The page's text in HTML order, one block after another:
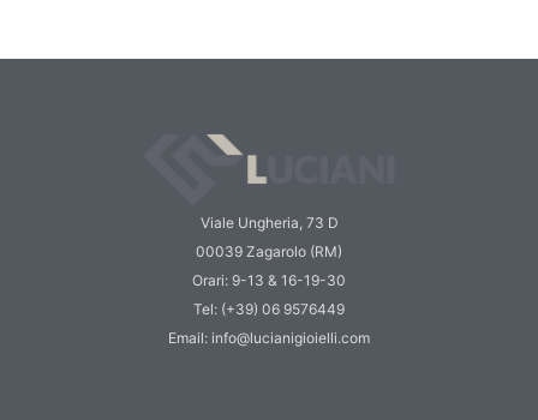
Viale Ungheria, 73 D
00039 Zagarolo (RM)
Orari: 9-13 & 16-19-30
Tel: (+39) 06 9576449
Email: info@lucianigioielli.com